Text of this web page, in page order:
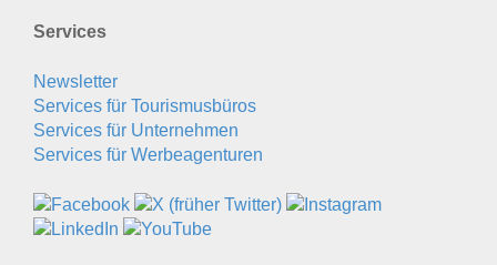
Services
Newsletter
Services für Tourismusbüros
Services für Unternehmen
Services für Werbeagenturen